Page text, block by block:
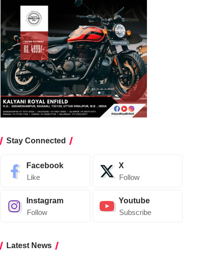
Stay Connected
Facebook
Like
X
Follow
Instagram
Follow
Youtube
Subscribe
Latest News